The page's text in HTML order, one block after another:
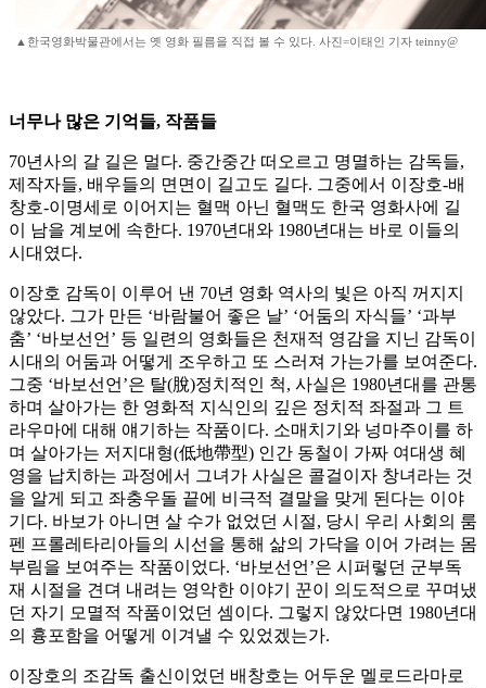
▲한국영화박물관에서는 옛 영화 필름을 직접 볼 수 있다. 사진=이태인 기자 teinny@
너무나 많은 기억들, 작품들
70년사의 갈 길은 멀다. 중간중간 떠오르고 명멸하는 감독들,
제작자들, 배우들의 면면이 길고도 길다. 그중에서 이장호-배
창호-이명세로 이어지는 혈맥 아닌 혈맥도 한국 영화사에 길
이 남을 계보에 속한다. 1970년대와 1980년대는 바로 이들의
시대였다.
이장호 감독이 이루어 낸 70년 영화 역사의 빛은 아직 꺼지지
않았다. 그가 만든 ‘바람불어 좋은 날’ ‘어둠의 자식들’ ‘과부
춤’ ‘바보선언’ 등 일련의 영화들은 천재적 영감을 지닌 감독이
시대의 어둠과 어떻게 조우하고 또 스러져 가는가를 보여준다.
그중 ‘바보선언’은 탈(脫)정치적인 척, 사실은 1980년대를 관통
하며 살아가는 한 영화적 지식인의 깊은 정치적 좌절과 그 트
라우마에 대해 얘기하는 작품이다. 소매치기와 넝마주이를 하
며 살아가는 저지대형(低地帶型) 인간 동철이 가짜 여대생 혜
영을 납치하는 과정에서 그녀가 사실은 콜걸이자 창녀라는 것
을 알게 되고 좌충우돌 끝에 비극적 결말을 맞게 된다는 이야
기다. 바보가 아니면 살 수가 없었던 시절, 당시 우리 사회의 룸
펜 프롤레타리아들의 시선을 통해 삶의 가닥을 이어 가려는 몸
부림을 보여주는 작품이었다. ‘바보선언’은 시퍼렇던 군부독
재 시절을 견뎌 내려는 영악한 이야기 꾼이 의도적으로 꾸며냈
던 자기 모멸적 작품이었던 셈이다. 그렇지 않았다면 1980년대
의 흉포함을 어떻게 이겨낼 수 있었겠는가.
이장호의 조감독 출신이었던 배창호는 어두운 멜로드라마로